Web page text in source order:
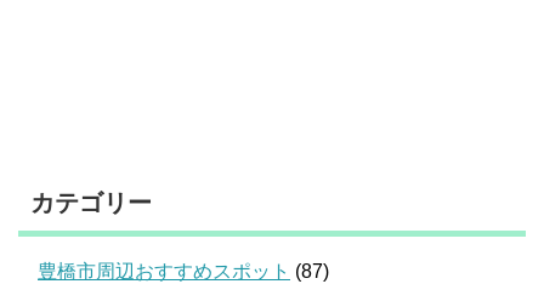
カテゴリー
豊橋市周辺おすすめスポット (87)